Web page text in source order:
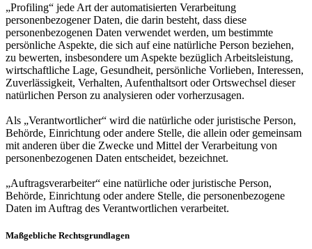
„Profiling“ jede Art der automatisierten Verarbeitung
personenbezogener Daten, die darin besteht, dass diese
personenbezogenen Daten verwendet werden, um bestimmte
persönliche Aspekte, die sich auf eine natürliche Person beziehen,
zu bewerten, insbesondere um Aspekte bezüglich Arbeitsleistung,
wirtschaftliche Lage, Gesundheit, persönliche Vorlieben, Interessen,
Zuverlässigkeit, Verhalten, Aufenthaltsort oder Ortswechsel dieser
natürlichen Person zu analysieren oder vorherzusagen.
Als „Verantwortlicher“ wird die natürliche oder juristische Person,
Behörde, Einrichtung oder andere Stelle, die allein oder gemeinsam
mit anderen über die Zwecke und Mittel der Verarbeitung von
personenbezogenen Daten entscheidet, bezeichnet.
„Auftragsverarbeiter“ eine natürliche oder juristische Person,
Behörde, Einrichtung oder andere Stelle, die personenbezogene
Daten im Auftrag des Verantwortlichen verarbeitet.
Maßgebliche Rechtsgrundlagen